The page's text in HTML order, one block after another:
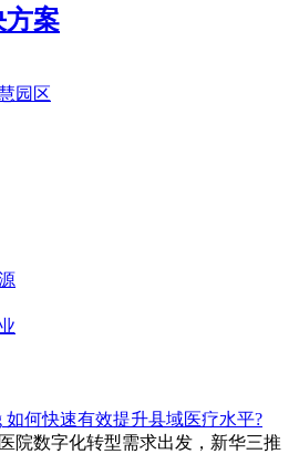
方案
园区
如何快速有效提升县域医疗水平?
院数字化转型需求出发，新华三推